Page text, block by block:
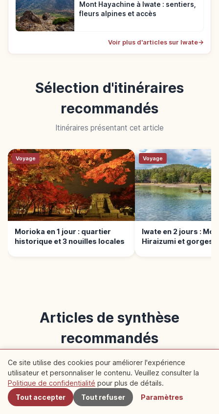
Mont Hayachine à Iwate : sentiers,
fleurs alpines et accès
Voir plus d'articles sur Iwate→
Sélection d'itinéraires
recommandés
Itinéraires présentant cet article
Voyage
Morioka en 1 jour : quartier
historique et 3 nouilles locales
Voyage
Iwate en 2 jours :
Hiraizumi et gorges
Articles de synthèse
recommandés
Articles de synthèse présentant cet article
Voyage
À proximité
Ce site utilise des cookies pour améliorer l'expérience
utilisateur et personnaliser le contenu. Veuillez consulter la
Politique de confidentialité pour plus de détails.
Tout accepter
Tout refuser Paramètres